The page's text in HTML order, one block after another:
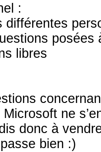
:
différentes
posées
libres
ne
donc à
bien :)